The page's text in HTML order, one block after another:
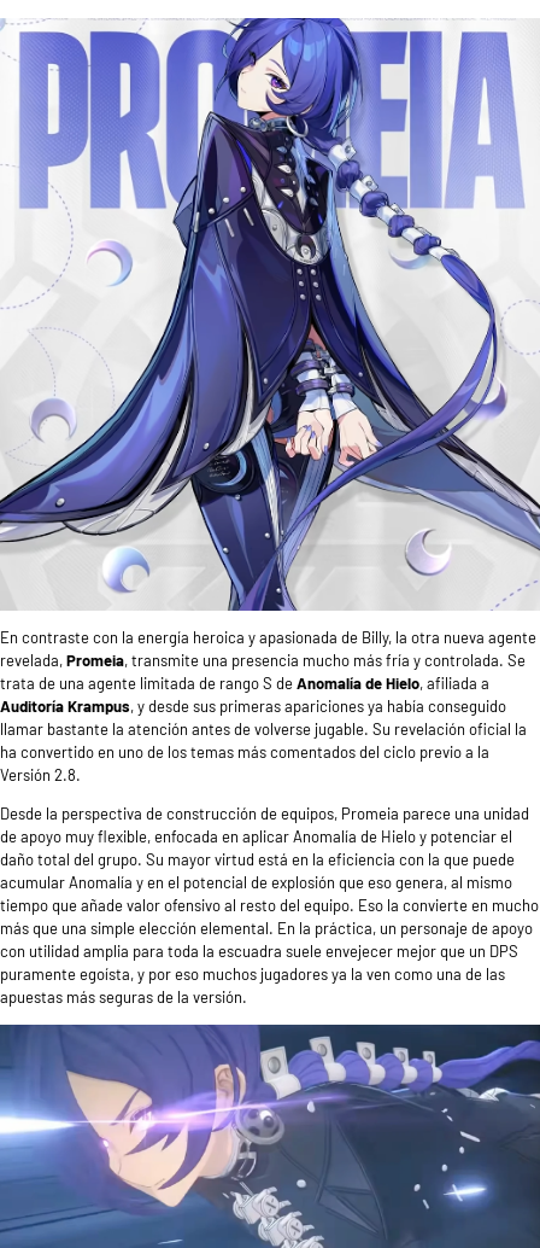
En contraste con la energía heroica y apasionada de Billy, la otra nueva agente
revelada,Promeia, transmite una presencia mucho más fría y controlada. Se
trata de una agente limitada de rango S deAnomalía de Hielo, afiliada a
Auditoría Krampus, y desde sus primeras apariciones ya había conseguido
llamar bastante la atención antes de volverse jugable. Su revelación oficial la
ha convertido en uno de los temas más comentados del ciclo previo a la
Versión 2.8.
Desde la perspectiva de construcción de equipos, Promeia parece una unidad
de apoyo muy flexible, enfocada en aplicar Anomalía de Hielo y potenciar el
daño total del grupo. Su mayor virtud está en la eficiencia con la que puede
acumular Anomalía y en el potencial de explosión que eso genera, al mismo
tiempo que añade valor ofensivo al resto del equipo. Eso la convierte en mucho
más que una simple elección elemental. En la práctica, un personaje de apoyo
con utilidad amplia para toda la escuadra suele envejecer mejor que un DPS
puramente egoísta, y por eso muchos jugadores ya la ven como una de las
apuestas más seguras de la versión.